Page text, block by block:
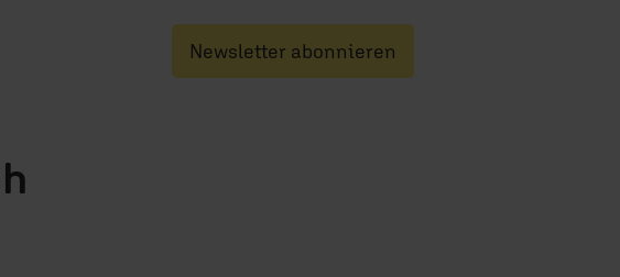
Newsletter abonnieren